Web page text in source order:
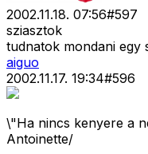
2002.11.18. 07:56#597
sziasztok
tudnatok mondani egy
aiguo
2002.11.17. 19:34#596
\"Ha nincs kenyere a
Antoinette/